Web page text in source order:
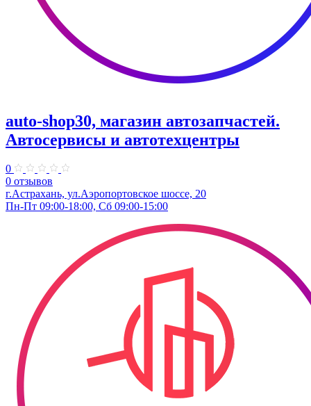
auto-shop30, магазин автозапчастей.
Автосервисы и автотехцентры
0
0 отзывов
г.Астрахань, ул.Аэропортовское шоссе, 20
Пн-Пт 09:00-18:00, Сб 09:00-15:00